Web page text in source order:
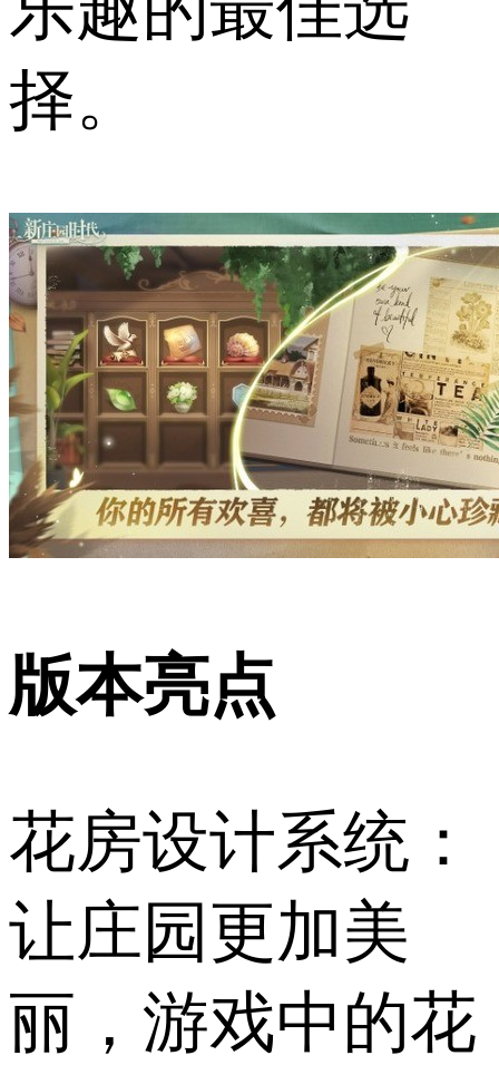
择。
版本亮点
花房设计系统：
让庄园更加美
丽，游戏中的花